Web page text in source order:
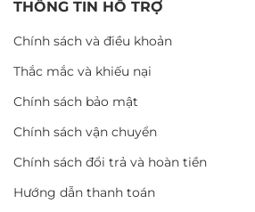
THÔNG TIN HỖ TRỢ
Chính sách và điều khoản
Thắc mắc và khiếu nại
Chính sách bảo mật
Chính sách vận chuyển
Chính sách đổi trả và hoàn tiền
Hướng dẫn thanh toán